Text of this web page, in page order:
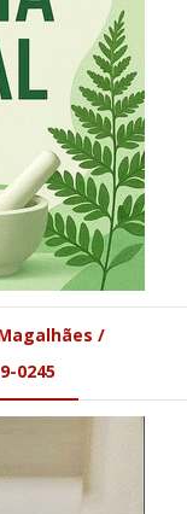
/
0245